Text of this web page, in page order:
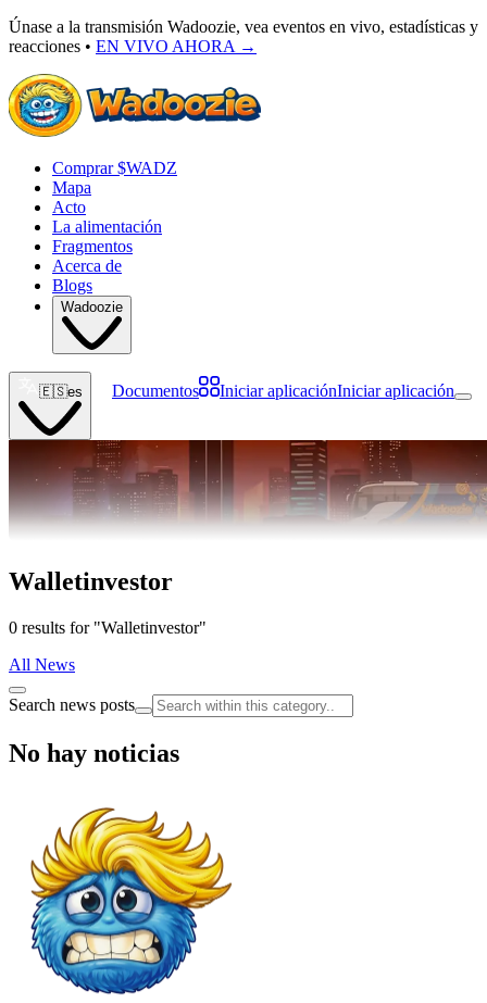
Únase a la transmisión Wadoozie, vea eventos en vivo, estadísticas y
reacciones • EN VIVO AHORA →
Comprar $WADZ
Mapa
Acto
La alimentación
Fragmentos
Acerca de
Blogs
Wadoozie
🇪🇸es Documentos Iniciar aplicaciónIniciar aplicación
Walletinvestor
0 results for "Walletinvestor"
All News
Search news posts
No hay noticias